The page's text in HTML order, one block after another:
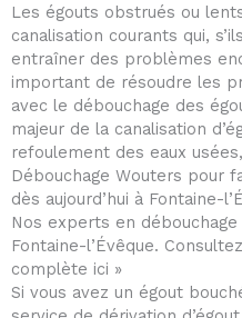
Les égouts obstrués ou
canalisation courants qui,
entraîner des problèmes
important de résoudre les
avec le débouchage des
majeur de la canalisation
refoulement des eaux
Débouchage Wouters pour
dès aujourd’hui à Fontaine-
Nos experts en
Fontaine-l’Évêque.
complète ici »
Si vous avez un égout